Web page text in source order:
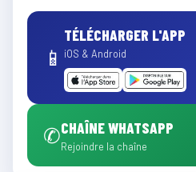
📱
TÉLÉCHARGER L'APP
iOS & Android
✆CHAÎNE WHATSAPP
Rejoindre la chaîne